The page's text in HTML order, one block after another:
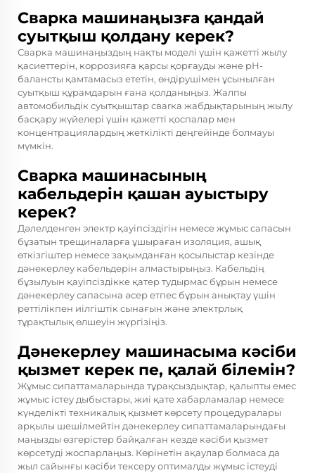
Сварка машинаңызға қандай
суытқыш қолдану керек?
Сварка машинаңыздың нақты моделі үшін қажетті жылу
қасиеттерін, коррозияға қарсы қорғауды және рН-
балансты қамтамасыз ететін, өндірушімен ұсынылған
суытқыш құрамдарын ғана қолданыңыз. Жалпы
автомобильдік суытқыштар свarка жабдықтарының жылу
басқару жүйелері үшін қажетті қоспалар мен
концентрациялардың жеткілікті деңгейінде болмауы
мүмкін.
Сварка машинасының
кабельдерін қашан ауыстыру
керек?
Дәлелденген электр қауіпсіздігін немесе жұмыс сапасын
бұзатын трещиналарға ұшыраған изоляция, ашық
өткізгіштер немесе зақымданған қосылыстар кезінде
дәнекерлеу кабельдерін алмастырыңыз. Кабельдің
бұзылуын қауіпсіздікке қатер тудырмас бұрын немесе
дәнекерлеу сапасына әсер етпес бұрын анықтау үшін
реттілікпен иілгіштік сынағын және электрлық
тұрақтылық өлшеуін жүргізіңіз.
Дәнекерлеу машинасыма кәсіби
қызмет керек пе, қалай білемін?
Жұмыс сипаттамаларында тұрақсыздықтар, қалыпты емес
жұмыс істеу дыбыстары, жиі қате хабарламалар немесе
күнделікті техникалық қызмет көрсету процедуралары
арқылы шешілмейтін дәнекерлеу сипаттамаларындағы
маңызды өзгерістер байқалған кезде кәсіби қызмет
көрсетуді жоспарлаңыз. Көрінетін ақаулар болмаса да
жыл сайынғы кәсіби тексеру оптималды жұмыс істеуді